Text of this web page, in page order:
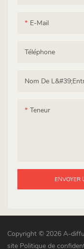
E-Mail
Téléphone
Nom De
Teneur
ENVOYER
Copyright © 2026 A-
site Politique de